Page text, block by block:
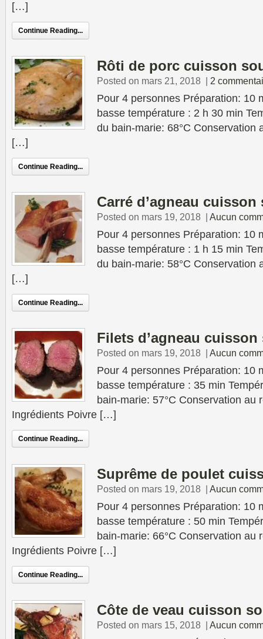
[…]
Continue Reading...
Rôti de porc cuisson
Posted on mars 21, 2018 | 2
Pour 4 personnes Préparation: 10
basse température : 2 h 30 min
du bain-marie: 68°C Conservation
[…]
Continue Reading...
Carré d’agneau
Posted on mars 19, 2018 | Aucun
Pour 4 personnes Préparation: 10
basse température : 1 h 15 min
du bain-marie: 58°C Conservation
[…]
Continue Reading...
Filets d’agneau
Posted on mars 19, 2018 | Aucun
Pour 4 personnes Préparation: 10
basse température : 35 min
bain-marie: 57°C Conservation au
Ingrédients Poivre […]
Continue Reading...
Suprême de poulet
Posted on mars 19, 2018 | Aucun
Pour 4 personnes Préparation: 10
basse température : 50 min
bain-marie: 66°C Conservation au
Ingrédients Poivre […]
Continue Reading...
Côte de veau cuisson
Posted on mars 15, 2018 | Aucun